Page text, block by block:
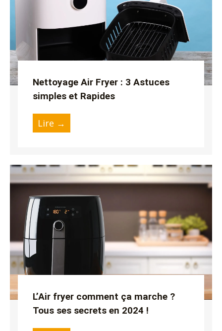
Nettoyage Air Fryer : 3 Astuces
simples et Rapides
Lire →
L’Air fryer comment ça marche ?
Tous ses secrets en 2024 !